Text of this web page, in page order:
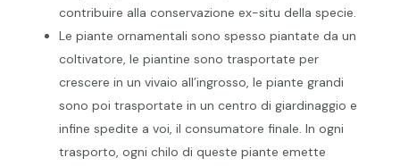
contribuire alla conservazione ex-situ della specie.
Le piante ornamentali sono spesso piantate da un
coltivatore, le piantine sono trasportate per
crescere in un vivaio all’ingrosso, le piante grandi
sono poi trasportate in un centro di giardinaggio e
infine spedite a voi, il consumatore finale. In ogni
trasporto, ogni chilo di queste piante emette